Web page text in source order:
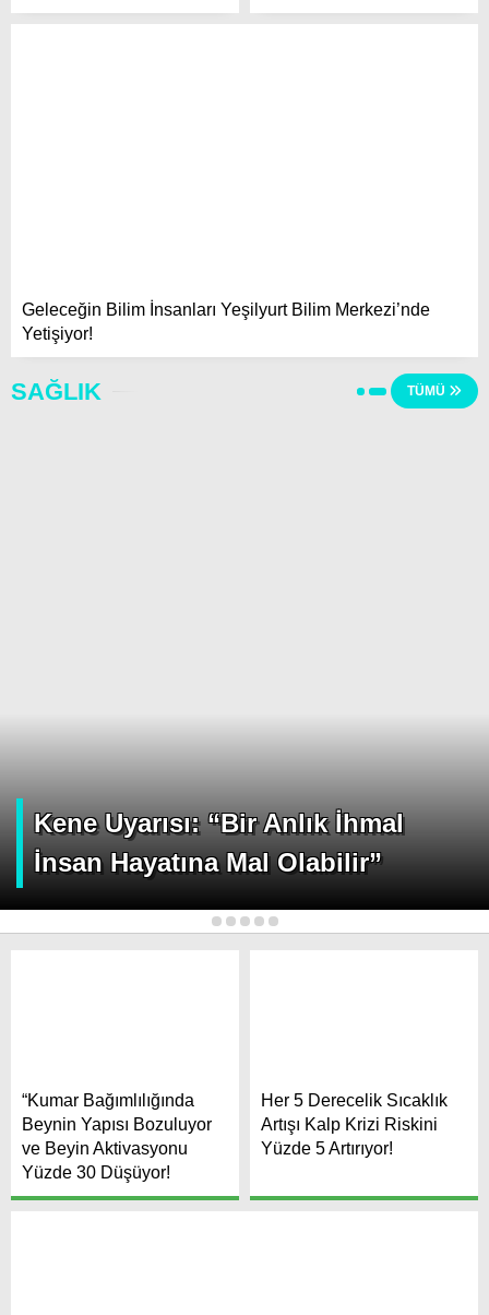
Malatya’da da depremin izleri siliniyor
Geleceğin Bilim İnsanları Yeşilyurt Bilim Merkezi’nde
Yetişiyor!
SAĞLIK TÜMÜ
Kene Uyarısı: “Bir Anlık İhmal
İnsan Hayatına Mal Olabilir”
1 2 3 4 5
“Kumar Bağımlılığında
Beynin Yapısı Bozuluyor
ve Beyin Aktivasyonu
Yüzde 30 Düşüyor!
Her 5 Derecelik Sıcaklık
Artışı Kalp Krizi Riskini
Yüzde 5 Artırıyor!